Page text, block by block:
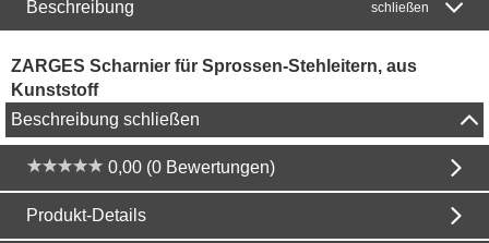
Beschreibung schließen
ZARGES Scharnier für Sprossen-Stehleitern, aus
Kunststoff
Beschreibung schließen
0,00 (0 Bewertungen)
Produkt-Details